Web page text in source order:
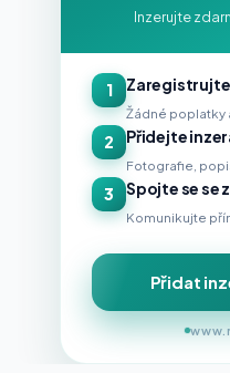
Inzerujte
1
Žádné poplatky
2 Přidejte
Fotografie,
3 Spojte se se
Komunikujte
Přidat